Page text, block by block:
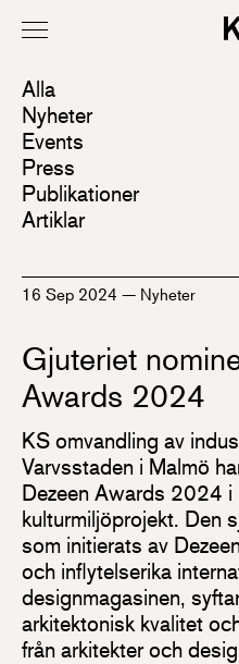
Alla
Nyheter
Events
Press
Publikationer
Artiklar
16 Sep 2024 — Nyheter
Gjuteriet
Awards 2024
KS omvandling av
Varvsstaden i Malmö
Dezeen Awards 2024 i
kulturmiljöprojekt. Den
som initierats av
och inflytelserika
designmagasinen,
arkitektonisk kvalitet
från arkitekter och